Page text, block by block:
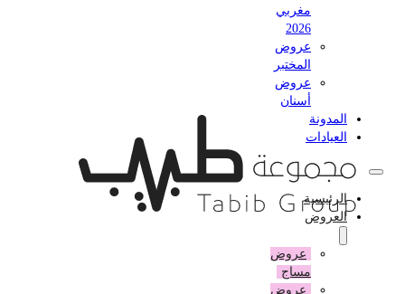
مغربي
عروض
المختبر
عروض
أسنان
المدونة
العيادات
الرئيسية
العروض
عروض
مساج
عروض